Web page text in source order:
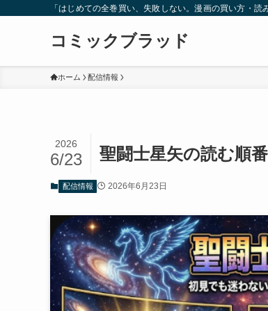
「はじめての全巻買い、失敗しない。漫画の買い方・読
コミックブラッド
ホーム 配信情報
聖闘士星矢の読む順
2026
6/23
配信情報 2026年6月23日